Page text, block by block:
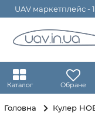
UAV маркетплейс -
Каталог Обране
Головна Кулер